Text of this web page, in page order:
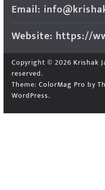
Email:
Website: https://
Copyright © 2026 Krishak
reserved.
Theme: ColorMag Pro by
WordPress.